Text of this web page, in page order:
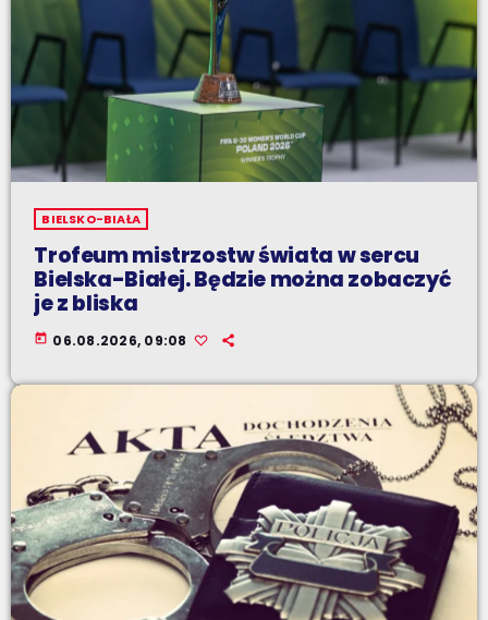
BIELSKO-BIAŁA
Trofeum mistrzostw świata w sercu
Bielska-Białej. Będzie można zobaczyć
je z bliska
today 06.08.2026, 09:08